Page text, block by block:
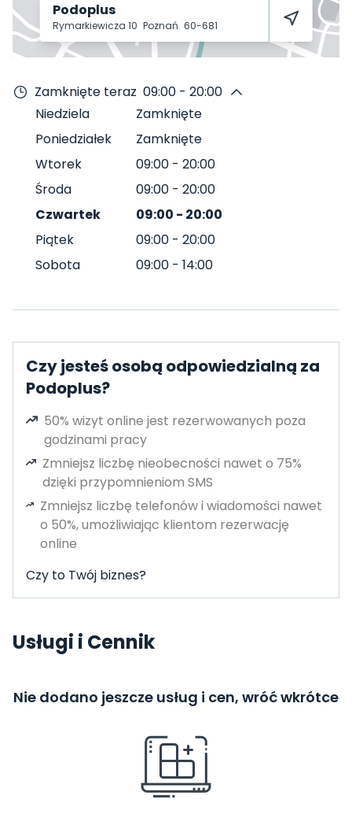
Podoplus
Rymarkiewicza 10 Poznań 60-681
Zamknięte teraz 09:00 - 20:00
Niedziela
Zamknięte
Poniedziałek
Zamknięte
Wtorek
09:00 - 20:00
Środa
09:00 - 20:00
Czwartek
09:00 - 20:00
Piątek
09:00 - 20:00
Sobota
09:00 - 14:00
Czy jesteś osobą odpowiedzialną za
Podoplus?
50% wizyt online jest rezerwowanych poza
godzinami pracy
Zmniejsz liczbę nieobecności nawet o 75%
dzięki przypomnieniom SMS
Zmniejsz liczbę telefonów i wiadomości nawet
o 50%, umożliwiając klientom rezerwację
online
Czy to Twój biznes?
Usługi i Cennik
Nie dodano jeszcze usług i cen, wróć wkrótce